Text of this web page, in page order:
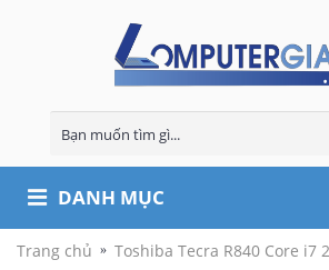
DANH MỤC
Trang chủ Toshiba Tecra R840 Core i7